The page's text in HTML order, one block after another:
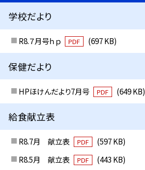
学校だより
R8.７月号ｈｐ PDF (697 KB)
保健だより
HPほけんだより7月号 PDF (649 KB)
給食献立表
R8.7月 献立表 PDF
(597 KB)
R8.5月 献立表
PDF (443 KB)